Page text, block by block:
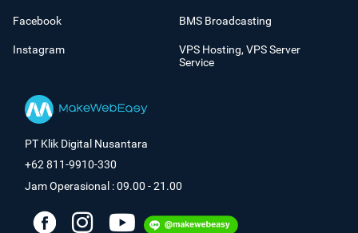
Facebook
Instagram
BMS Broadcasting
VPS Hosting, VPS Server
Service
PT Klik Digital Nusantara
+62 811-9910-330
Jam Operasional : 09.00 - 21.00